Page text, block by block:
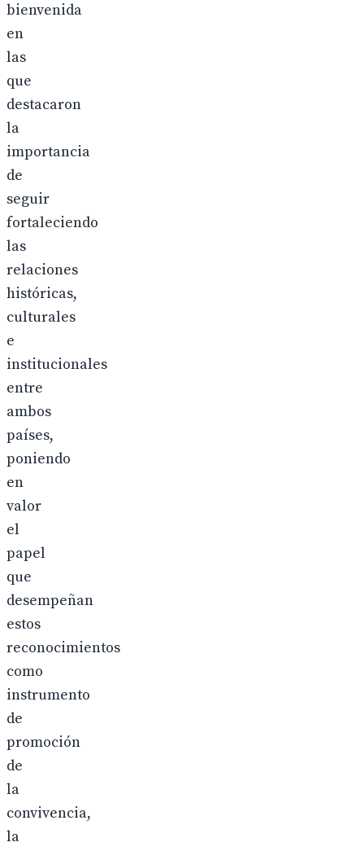
bienvenida
en
las
que
destacaron
la
importancia
de
seguir
fortaleciendo
las
relaciones
históricas,
culturales
e
institucionales
entre
ambos
países,
poniendo
en
valor
el
papel
que
desempeñan
estos
reconocimientos
como
instrumento
de
promoción
de
la
convivencia,
la